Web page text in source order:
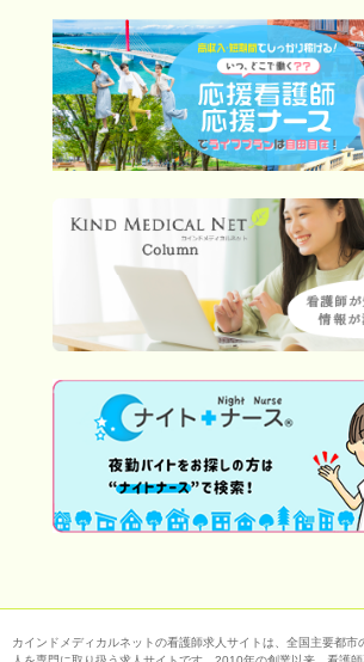
カインドメディカルネットの看護師求人サイトは、全国主要都